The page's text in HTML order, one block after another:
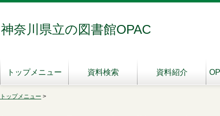
神奈川県立の図書館OPAC
トップメニュー 資料検索 資料紹介
トップメニュー >